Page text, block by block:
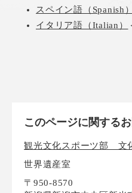
スペイン語（Spanish）
イタリア語（Italian）
このページに関する
観光文化スポーツ部 文
世界遺産室
〒950-8570